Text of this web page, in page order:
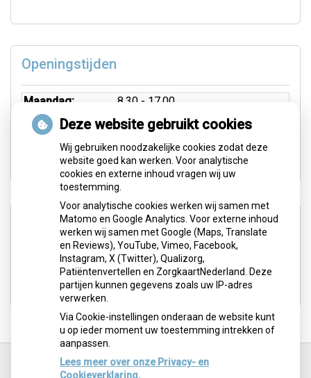
Openingstijden
Maandag:
8.30 - 17.00
Dinsdag:
8.30 - 17.00
Woensdag:
8.30 - 17.00
Donderdag:
Wisselend 8.30 - 17.00
Aangesloten bij:
Deze website gebruikt cookies
Wij gebruiken noodzakelijke cookies zodat deze
website goed kan werken. Voor analytische
cookies en externe inhoud vragen wij uw
toestemming.
Voor analytische cookies werken wij samen met
Matomo en Google Analytics. Voor externe inhoud
werken wij samen met Google (Maps, Translate
en Reviews), YouTube, Vimeo, Facebook,
Instagram, X (Twitter), Qualizorg,
Patiëntenvertellen en ZorgkaartNederland. Deze
partijen kunnen gegevens zoals uw IP-adres
verwerken.
Via Cookie-instellingen onderaan de website kunt
u op ieder moment uw toestemming intrekken of
aanpassen.
Lees meer over onze Privacy- en
Cookieverklaring.